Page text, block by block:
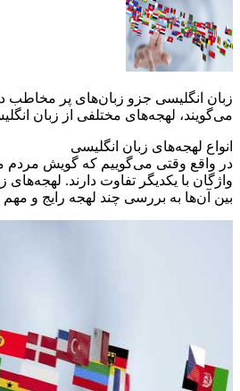
می‌گویند، لهجه‌های مختلفی از زبان
انواع لهجه‌های زبان انگلیسی
در واقع وقتی می‌گوییم که گویش مردم
بین آن‌ها به بررسی چند لهجه رایج و مهم